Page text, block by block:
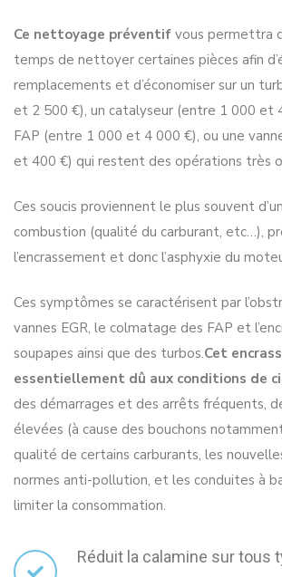
Ce nettoyage préventif vous permettra
temps de nettoyer certaines pièces afin
remplacements et d’économiser sur un
et 2 500 €), un catalyseur (entre 1 000 et
FAP (entre 1 000 et 4 000 €), ou une
et 400 €) qui restent des opérations très
Ces soucis proviennent le plus souvent
combustion (qualité du carburant, etc…),
l’encrassement et donc l’asphyxie du
Ces symptômes se caractérisent par
vannes EGR, le colmatage des FAP et
soupapes ainsi que des turbos.Cet
essentiellement dû aux conditions de
des démarrages et des arrêts fréquents,
élevées (à cause des bouchons
qualité de certains carburants, les
normes anti-pollution, et les conduites à
limiter la consommation.
Réduit la calamine sur tous